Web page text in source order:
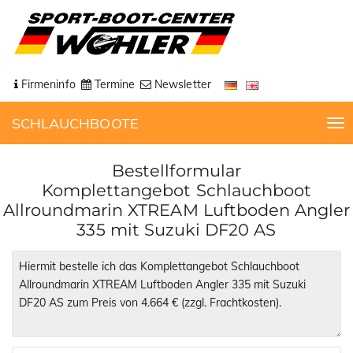
Firmeninfo Termine Newsletter
SCHLAUCHBOOTE
T
o
e
a
Bestellformular
Komplettangebot Schlauchboot
Allroundmarin XTREAM Luftboden Angler
335 mit Suzuki DF20 AS